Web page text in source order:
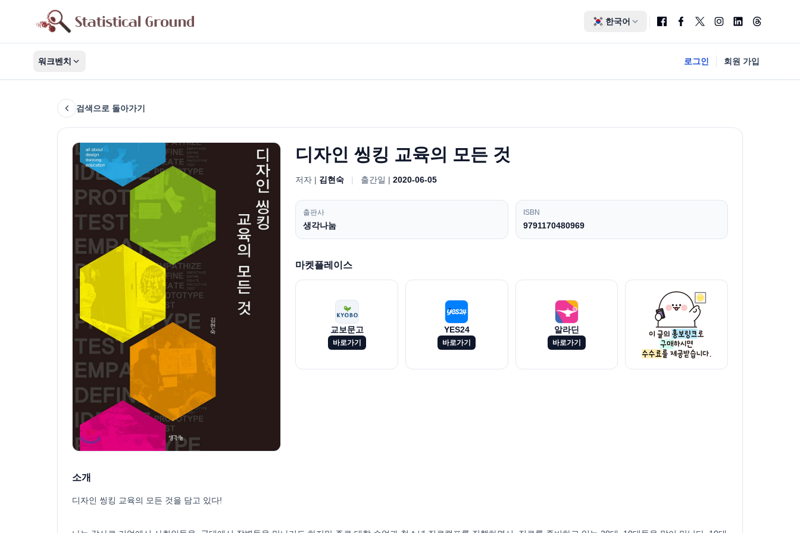
한국어
워크벤치 로그인 회원 가입
검색으로 돌아가기
디자인 씽킹 교육의 모든 것
저자 | 김현숙 | 출간일 |2020-06-05
출판사
생각나눔
ISBN
9791170480969
마켓플레이스
교보문고
바로가기
YES24
바로가기
알라딘
바로가기
소개
디자인 씽킹 교육의 모든 것을 담고 있다!